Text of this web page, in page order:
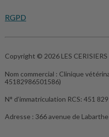
RGPD
Copyright © 2026 LES CERISIERS
Nom commercial : Clinique
45182986501586)
N° d’immatriculation RCS: 451
Adresse : 366 avenue de